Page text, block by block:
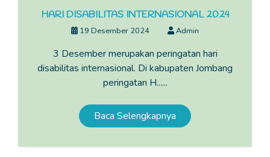
HARI DISABILITAS INTERNASIONAL 2024
19 Desember 2024 Admin
3 Desember merupakan peringatan hari
disabilitas internasional. Di kabupaten Jombang
peringatan H......
Baca Selengkapnya